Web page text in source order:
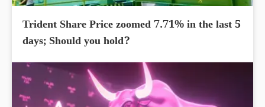
Trident Share Price zoomed 7.71% in the last 5
days; Should you hold?